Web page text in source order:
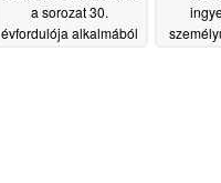
a sorozat 30.
évfordulója alkalmából